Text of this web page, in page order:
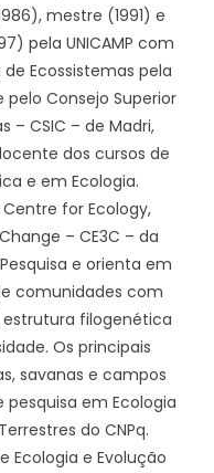
mestre (1991) e
pela UNICAMP com
Ecossistemas pela
pelo Consejo Superior
– CSIC – de Madri,
dos cursos de
e em Ecologia.
for Ecology,
– CE3C – da
e orienta em
comunidades com
filogenética
Os principais
savanas e campos
pesquisa em Ecologia
do CNPq.
Ecologia e Evolução